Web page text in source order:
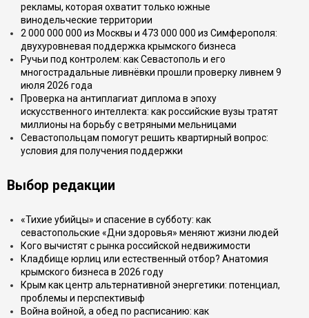
рекламы, которая охватит только южные
винодельческие территории
2 000 000 000 из Москвы и 473 000 000 из Симферополя:
двухуровневая поддержка крымского бизнеса
Ручьи под контролем: как Севастополь и его
многострадальные ливнёвки прошли проверку ливнем 9
июля 2026 года
Проверка на антиплагиат диплома в эпоху
искусственного интеллекта: как российские вузы тратят
миллионы на борьбу с ветряными мельницами
Севастопольцам помогут решить квартирный вопрос:
условия для получения поддержки
Выбор редакции
«Тихие убийцы» и спасение в субботу: как
севастопольские «Дни здоровья» меняют жизни людей
Кого вычистят с рынка российской недвижимости
Кладбище юрлиц или естественный отбор? Анатомия
крымского бизнеса в 2026 году
Крым как центр альтернативной энергетики: потенциал,
проблемы и перспективыф
Война войной, а обед по расписанию: как